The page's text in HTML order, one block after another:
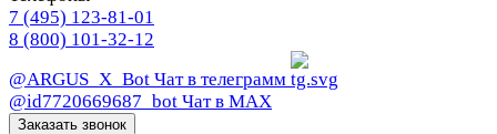
7 (495) 123-81-01
8 (800) 101-32-12
@ARGUS_X_Bot Чат в телеграмм
@id7720669687_bot Чат в МАХ
Заказать звонок